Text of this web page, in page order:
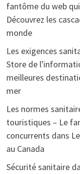
fantôme du web
Découvrez les
monde
Les exigences
Store de
meilleures
mer
Les normes
touristiques – Le
concurrents dans
au Canada
Sécurité sanitaire